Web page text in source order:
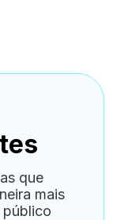
que
mais
público